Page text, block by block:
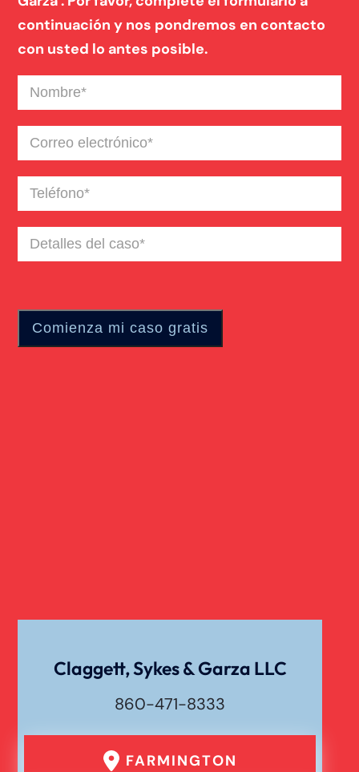
continuación y nos pondremos en contacto
con usted lo antes posible.
Nombre(Required)
Correo
electrónico(Required)
Teléfono(Required)
Detalles
del
Claggett, Sykes & Garza LLC
860-471-8333
FARMINGTON